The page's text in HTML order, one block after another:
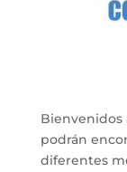
Bienvenidos
podrán
diferentes